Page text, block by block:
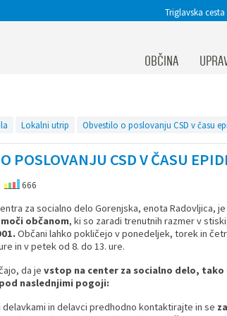
Triglavska
OBČINA
Lokalni utrip Obvestilo o poslovanju CSD v času
POSLOVANJU CSD V ČASU
666
za socialno delo Gorenjska, enota Radovljica, je
občanom, ki so zaradi trenutnih razmer v
Občani lahko pokličejo v ponedeljek, torek in
in v petek od 8. do 13. ure.
da je vstop na center za socialno delo,
naslednjimi pogoji:
in delavci predhodno kontaktirajte in se